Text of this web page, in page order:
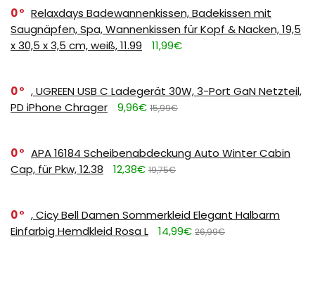
0
Relaxdays Badewannenkissen, Badekissen mit
Saugnäpfen, Spa, Wannenkissen für Kopf & Nacken, 19,5
x 30,5 x 3,5 cm, weiß, 11.99
11,99€
0
, UGREEN USB C Ladegerät 30W, 3-Port GaN Netzteil,
PD iPhone Chrager
9,96€ 15,99€
0
APA 16184 Scheibenabdeckung Auto Winter Cabin
Cap, für Pkw, 12.38
12,38€ 19,75€
0
, Cicy Bell Damen Sommerkleid Elegant Halbarm
Einfarbig Hemdkleid Rosa L
14,99€ 26,99€